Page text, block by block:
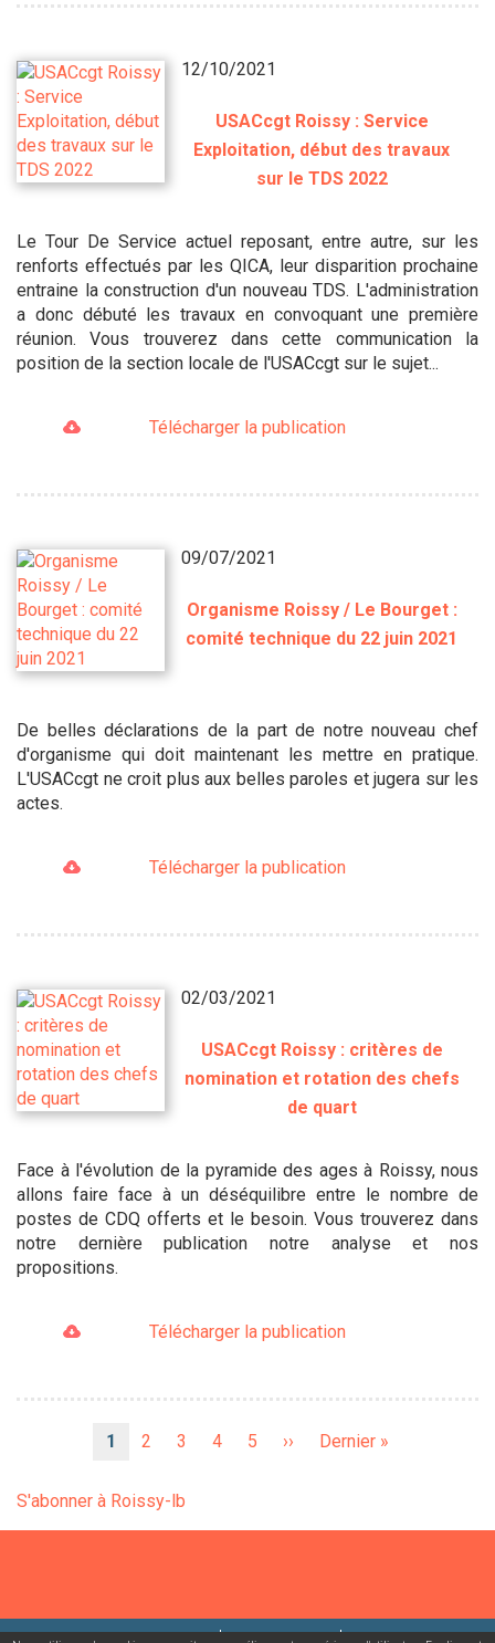
12/10/2021
USACcgt Roissy : Service
Exploitation, début des travaux
sur le TDS 2022
Le Tour De Service actuel reposant, entre autre, sur les
renforts effectués par les QICA, leur disparition prochaine
entraine la construction d'un nouveau TDS. L'administration
a donc débuté les travaux en convoquant une première
réunion. Vous trouverez dans cette communication la
position de la section locale de l'USACcgt sur le sujet...
Télécharger la publication
09/07/2021
Organisme Roissy / Le Bourget :
comité technique du 22 juin 2021
De belles déclarations de la part de notre nouveau chef
d'organisme qui doit maintenant les mettre en pratique.
L'USACcgt ne croit plus aux belles paroles et jugera sur les
actes.
Télécharger la publication
02/03/2021
USACcgt Roissy : critères de
nomination et rotation des chefs
de quart
Face à l'évolution de la pyramide des ages à Roissy, nous
allons faire face à un déséquilibre entre le nombre de
postes de CDQ offerts et le besoin. Vous trouverez dans
notre dernière publication notre analyse et nos
propositions.
Télécharger la publication
Page
1 Page
2 Page
3 Page
4 Page
5
Page
››
Dernière
Dernier »
S'abonner à Roissy-lb